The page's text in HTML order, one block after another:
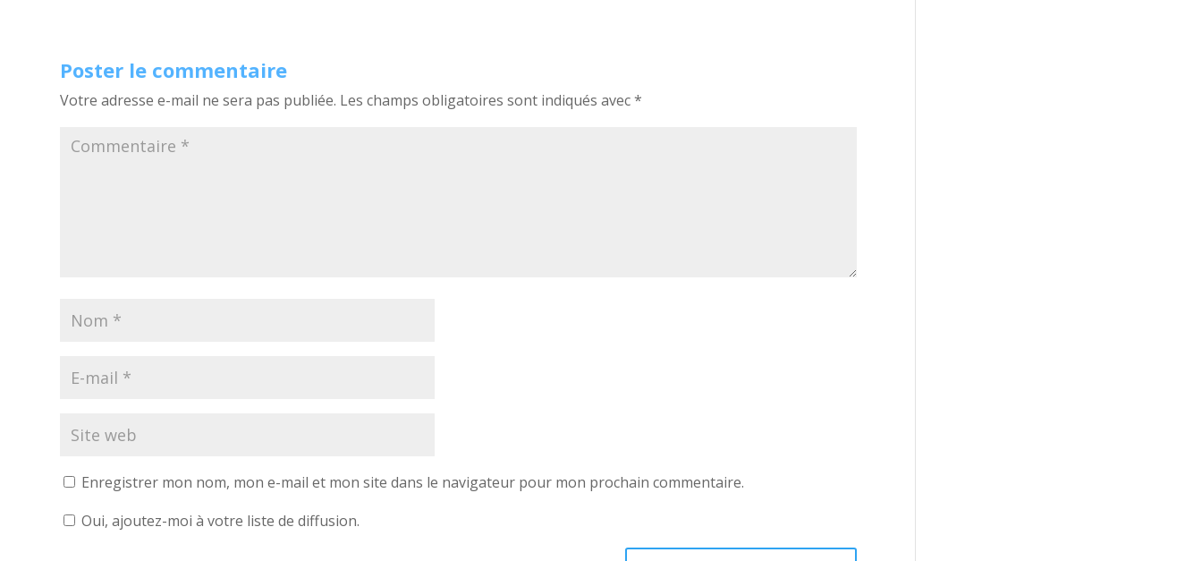
Poster le commentaire
Votre adresse e-mail ne sera pas publiée. Les champs obligatoires sont indiqués avec*
Enregistrer mon nom, mon e-mail et mon site dans le navigateur pour mon prochain commentaire.
Oui, ajoutez-moi à votre liste de diffusion.